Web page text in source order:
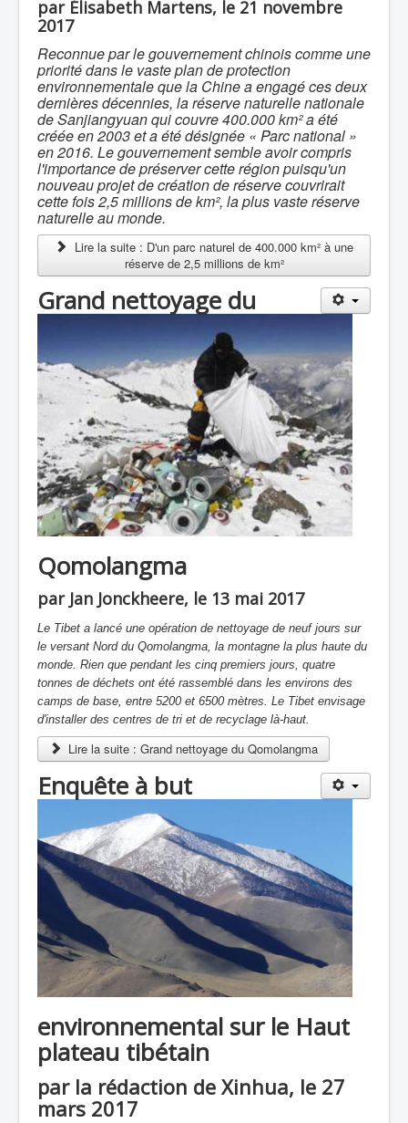
par Élisabeth Martens, le 21 novembre
2017
Reconnue par le gouvernement chinois comme une
priorité dans le vaste plan de protection
environnementale que la Chine a engagé ces deux
dernières décennies, la réserve naturelle nationale
de Sanjiangyuan qui couvre 400.000 km² a été
créée en 2003 et a été désignée « Parc national »
en 2016. Le gouvernement semble avoir compris
l'importance de préserver cette région puisqu'un
nouveau projet de création de réserve couvrirait
cette fois 2,5 millions de km², la plus vaste réserve
naturelle au monde.
Lire la suite : D'un parc naturel de 400.000 km² à une
réserve de 2,5 millions de km²
Grand nettoyage du
Qomolangma
par Jan Jonckheere, le 13 mai 2017
Le Tibet a lancé une opération de nettoyage de neuf jours sur
le versant Nord du Qomolangma, la montagne la plus haute du
monde. Rien que pendant les cinq premiers jours, quatre
tonnes de déchets ont été rassemblé dans les environs des
camps de base, entre 5200 et 6500 mètres. Le Tibet envisage
d'installer des centres de tri et de recyclage là-haut.
Lire la suite : Grand nettoyage du Qomolangma
Enquête à but
environnemental sur le Haut
plateau tibétain
par la rédaction de Xinhua, le 27
mars 2017